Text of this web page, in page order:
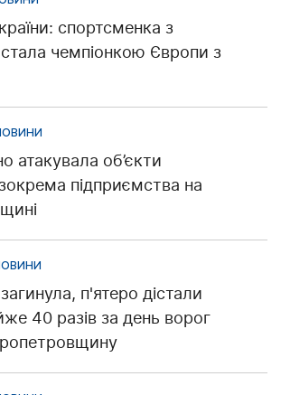
спортсменка з
чемпіонкою Європи з
атакувала об’єкти
підприємства на
п'ятеро дістали
40 разів за день ворог